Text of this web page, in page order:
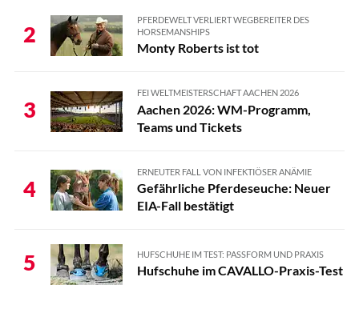
2
PFERDEWELT VERLIERT WEGBEREITER DES
HORSEMANSHIPS
Monty Roberts ist tot
3
FEI WELTMEISTERSCHAFT AACHEN 2026
Aachen 2026: WM-Programm,
Teams und Tickets
4
ERNEUTER FALL VON INFEKTIÖSER ANÄMIE
Gefährliche Pferdeseuche: Neuer
EIA-Fall bestätigt
5 HUFSCHUHE IM TEST: PASSFORM UND PRAXIS
Hufschuhe im CAVALLO-Praxis-Test